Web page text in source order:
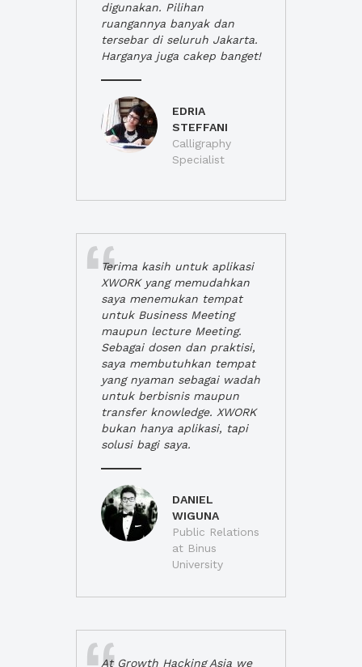
digunakan. Pilihan
ruangannya banyak dan
tersebar di seluruh Jakarta.
Harganya juga cakep banget!
EDRIA
STEFFANI
Calligraphy
Specialist
Terima kasih untuk aplikasi
XWORK yang memudahkan
saya menemukan tempat
untuk Business Meeting
maupun lecture Meeting.
Sebagai dosen dan praktisi,
saya membutuhkan tempat
yang nyaman sebagai wadah
untuk berbisnis maupun
transfer knowledge. XWORK
bukan hanya aplikasi, tapi
solusi bagi saya.
DANIEL
WIGUNA
Public Relations
at Binus
University
At Growth Hacking Asia we